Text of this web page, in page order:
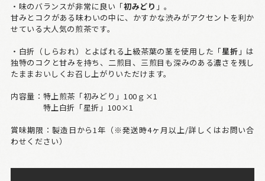
・味のバランスが非常に良い「初みどり 」。
甘みとコクがある味わいの中に、かすかな渋みがアクセントを利か
せている大人気の煎茶です。
・白折（しらおれ）とよばれる上級茶葉の茎を使用した「星折 」は
独特のコクと甘みを持ち、二煎目、三煎目も深みのある濃さを残し
たままおいしくお召し上がりいただけます。
内容量：特上煎茶「初みどり」100ｇ×1
特上白折「星折」100×1
賞味期限：製造日から1年（※発送時4ヶ月以上/詳しくはお問い合
わせください）